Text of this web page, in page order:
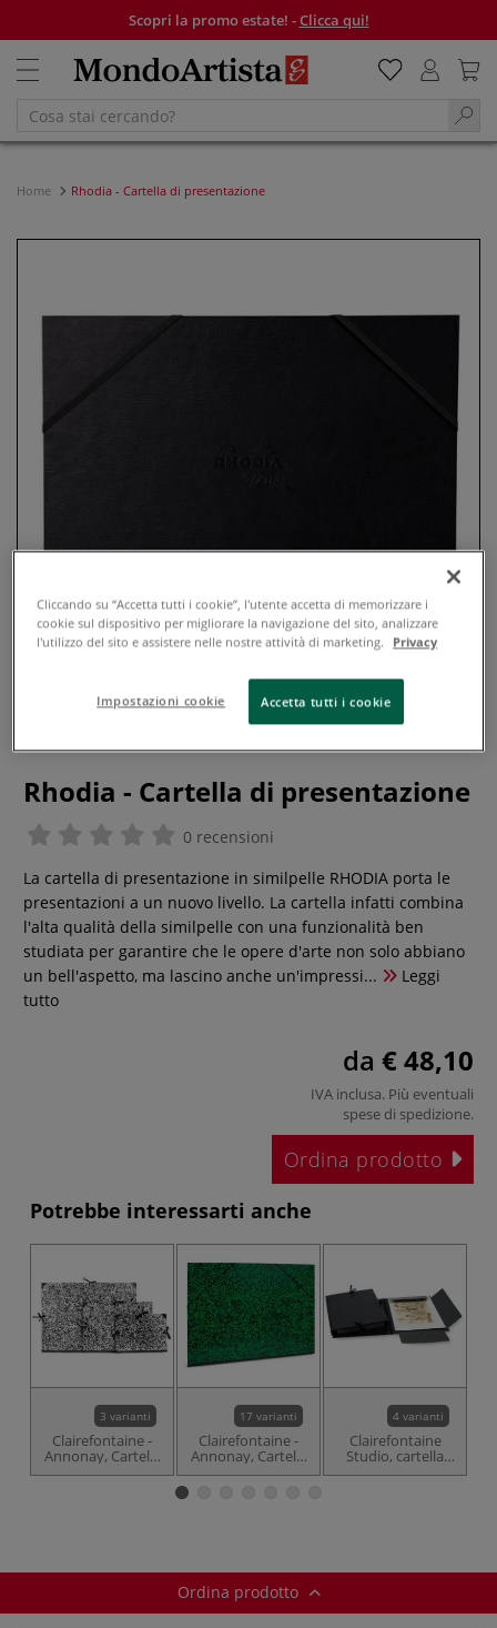
Scopri la promo estate! -Clicca qui!
Home Rhodia - Cartella di presentazione
Rhodia - Cartella di presentazione
0 recensioni
La cartella di presentazione in similpelle RHODIA porta le
presentazioni a un nuovo livello. La cartella infatti combina
l'alta qualità della similpelle con una funzionalità ben
studiata per garantire che le opere d'arte non solo abbiano
un bell'aspetto, ma lascino anche un'impressi...
Leggi
tutto
da € 48,10
IVA inclusa. Più eventuali
spese di spedizione.
Ordina prodotto
Potrebbe interessarti anche
3 varianti
Clairefontaine -
Annonay, Cartella
portadisegni
17 varianti
Clairefontaine -
Annonay, Cartella
portadisegni
4 varianti
Clairefontaine
Studio, cartella
portadisegni
Ordina prodotto
Cliccando su “Accetta tutti i cookie”, l'utente accetta di memorizzare i
cookie sul dispositivo per migliorare la navigazione del sito, analizzare
l'utilizzo del sito e assistere nelle nostre attività di marketing.
Privacy
Impostazioni cookie Accetta tutti i cookie